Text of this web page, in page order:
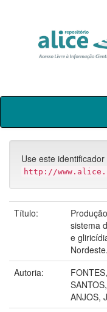
Skip
Use este
http://
Título:
sistema
e
Nordeste.
Autoria:
ANJOS,